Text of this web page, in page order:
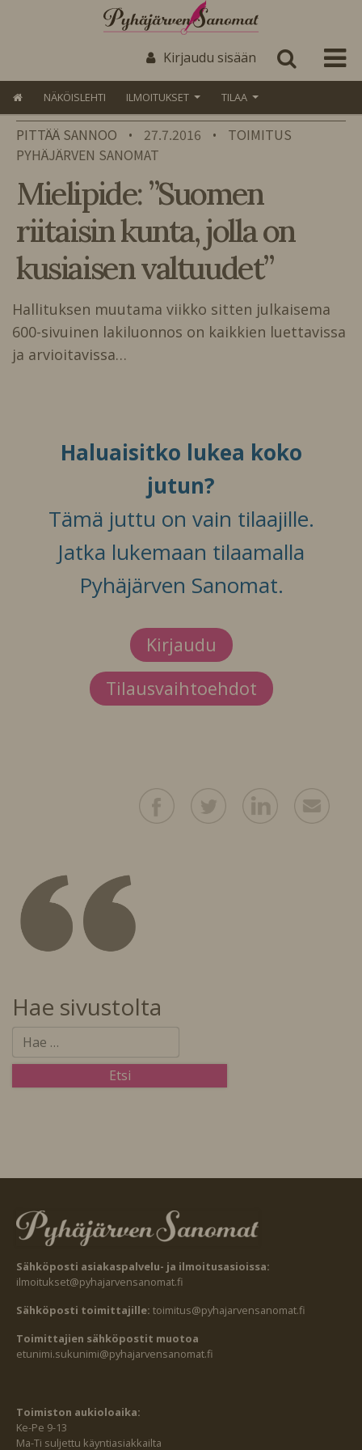
Kirjaudu sisään
NÄKÖISLEHTI ILMOITUKSET TILAA
PITTÄÄ SANNOO • 27.7.2016 •
TOIMITUS
PYHÄJÄRVEN SANOMAT
Mielipide: ”Suomen
riitaisin kunta, jolla on
kusiaisen valtuudet”
Hallituksen muutama viikko sitten julkaisema
600-sivuinen lakiluonnos on kaikkien luettavissa
ja arvioitavissa…
Haluaisitko lukea koko
jutun?
Tämä juttu on vain tilaajille.
Jatka lukemaan tilaamalla
Pyhäjärven Sanomat.
Kirjaudu
Tilausvaihtoehdot
Hae sivustolta
Sähköposti asiakaspalvelu- ja ilmoitusasioissa:
ilmoitukset@pyhajarvensanomat.fi
Sähköposti toimittajille: toimitus@pyhajarvensanomat.fi
Toimittajien sähköpostit muotoa
etunimi.sukunimi@pyhajarvensanomat.fi
Toimiston aukioloaika:
Ke-Pe 9-13
Ma-Ti suljettu käyntiasiakkailta